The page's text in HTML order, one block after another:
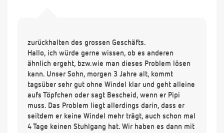
zurückhalten des grossen Geschäfts.
Hallo, ich würde gerne wissen, ob es anderen
ähnlich ergeht, bzw.wie man dieses Problem lösen
kann. Unser Sohn, morgen 3 Jahre alt, kommt
tagsüber sehr gut ohne Windel klar und geht alleine
aufs Töpfchen oder sagt Bescheid, wenn er Pipi
muss. Das Problem liegt allerdings darin, dass er
seitdem er keine Windel mehr trägt, auch schon mal
4 Tage keinen Stuhlgang hat. Wir haben es dann mit